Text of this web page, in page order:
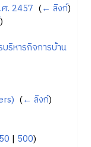
. 2457 (← ลิงก์)
)
ริหารกิจการบ้าน
(← ลิงก์)
| 500)